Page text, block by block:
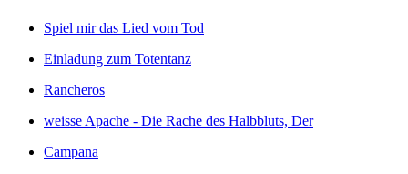
Spiel mir das Lied vom Tod
Einladung zum Totentanz
Rancheros
weisse Apache - Die Rache des Halbbluts, Der
Campana